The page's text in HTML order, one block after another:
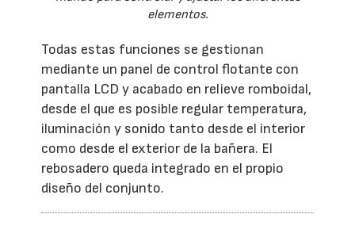
elementos.
Todas estas funciones se gestionan
mediante un panel de control flotante con
pantalla LCD y acabado en relieve romboidal,
desde el que es posible regular temperatura,
iluminación y sonido tanto desde el interior
como desde el exterior de la bañera. El
rebosadero queda integrado en el propio
diseño del conjunto.